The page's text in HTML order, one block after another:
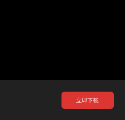
立即下載